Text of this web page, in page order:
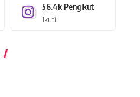
56.4k Pengikut
Ikuti